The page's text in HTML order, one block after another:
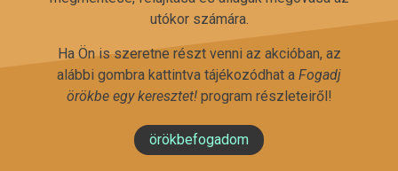
utókor számára.
Ha Ön is szeretne részt venni az akcióban, az
alábbi gombra kattintva tájékozódhat a Fogadj
örökbe egy keresztet!program részleteiről!
örökbefogadom